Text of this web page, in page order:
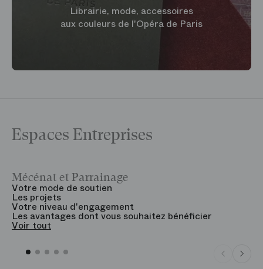
Librairie, mode, accessoires
aux couleurs de l'Opéra de Paris
Espaces Entreprises
Mécénat et Parrainage
Votre mode de soutien
Les projets
Votre niveau d'engagement
Les avantages dont vous souhaitez bénéficier
Voir tout